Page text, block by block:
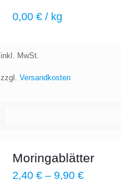
0,00 €/ kg
inkl. MwSt.
zzgl. Versandkosten
Moringablätter
2,40 €– 9,90 €